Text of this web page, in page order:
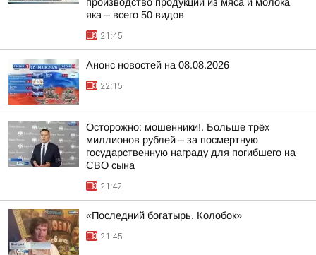
яка – всего 50 видов
21:45
Анонс новостей на 08.08.2026
22:15
Осторожно: мошенники!. Больше трёх
миллионов рублей – за посмертную
государственную награду для погибшего на
СВО сына
21:42
«Последний богатырь. Колобок»
21:45